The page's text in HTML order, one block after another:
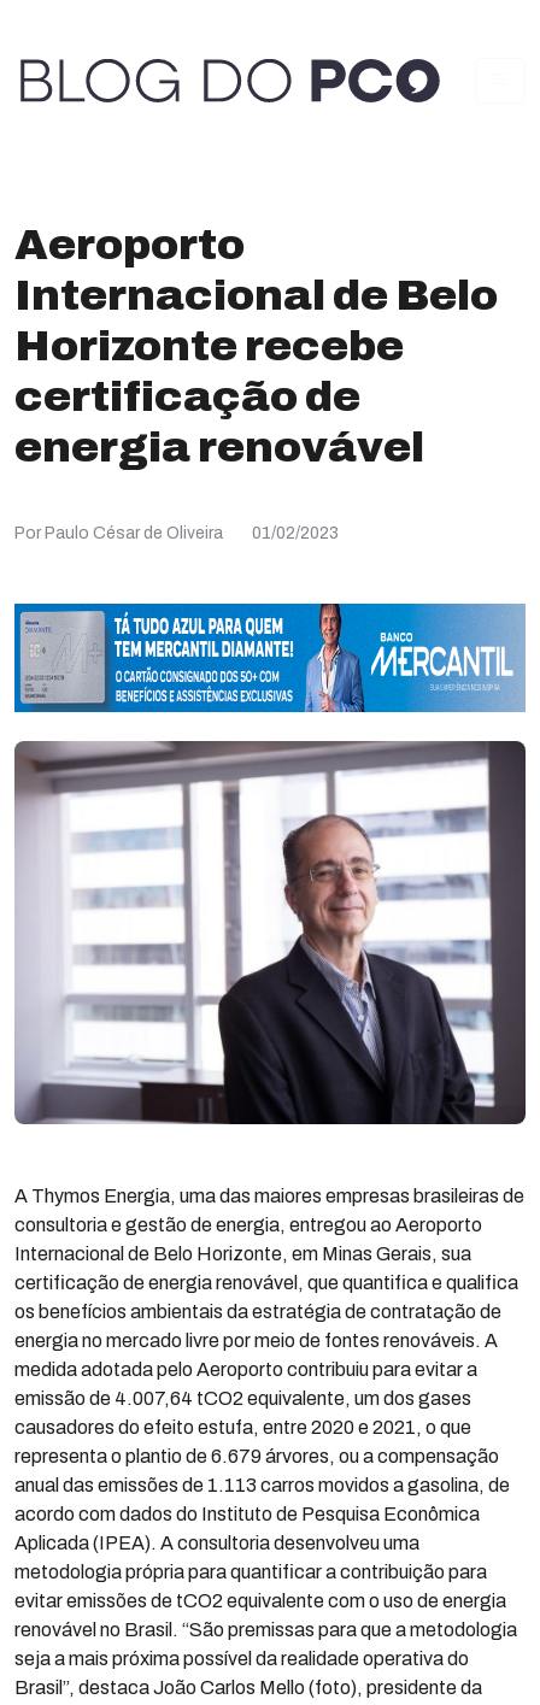
Aeroporto
Internacional de Belo
Horizonte recebe
certificação de
energia renovável
Por Paulo César de Oliveira 01/02/2023
A Thymos Energia, uma das maiores empresas brasileiras de
consultoria e gestão de energia, entregou ao Aeroporto
Internacional de Belo Horizonte, em Minas Gerais, sua
certificação de energia renovável, que quantifica e qualifica
os benefícios ambientais da estratégia de contratação de
energia no mercado livre por meio de fontes renováveis. A
medida adotada pelo Aeroporto contribuiu para evitar a
emissão de 4.007,64 tCO2 equivalente, um dos gases
causadores do efeito estufa, entre 2020 e 2021, o que
representa o plantio de 6.679 árvores, ou a compensação
anual das emissões de 1.113 carros movidos a gasolina, de
acordo com dados do Instituto de Pesquisa Econômica
Aplicada (IPEA). A consultoria desenvolveu uma
metodologia própria para quantificar a contribuição para
evitar emissões de tCO2 equivalente com o uso de energia
renovável no Brasil. “São premissas para que a metodologia
seja a mais próxima possível da realidade operativa do
Brasil”, destaca João Carlos Mello (foto), presidente da